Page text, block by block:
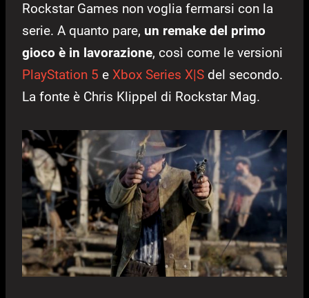
Rockstar Games non voglia fermarsi con la
serie. A quanto pare, un remake del primo
gioco è in lavorazione, così come le versioni
PlayStation 5 e Xbox Series X|S del secondo.
La fonte è Chris Klippel di Rockstar Mag.